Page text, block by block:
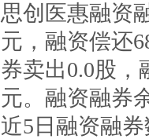
思创医惠融资
元，融资偿还
券卖出0.0股，
元。融资融券
近5日融资融